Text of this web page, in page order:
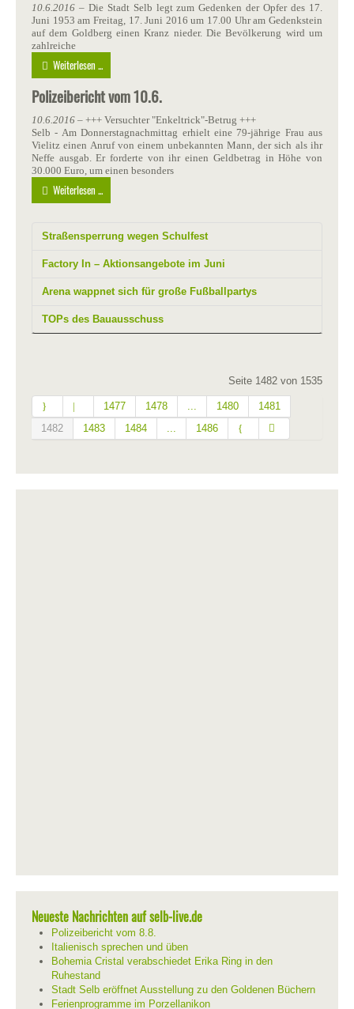
10.6.2016 – Die Stadt Selb legt zum Gedenken der Opfer des 17.
Juni 1953 am Freitag, 17. Juni 2016 um 17.00 Uhr am Gedenkstein
auf dem Goldberg einen Kranz nieder. Die Bevölkerung wird um
zahlreiche
Weiterlesen ...
Polizeibericht vom 10.6.
10.6.2016 – +++ Versuchter "Enkeltrick"-Betrug +++
Selb - Am Donnerstagnachmittag erhielt eine 79-jährige Frau aus
Vielitz einen Anruf von einem unbekannten Mann, der sich als ihr
Neffe ausgab. Er forderte von ihr einen Geldbetrag in Höhe von
30.000 Euro, um einen besonders
Weiterlesen ...
Straßensperrung wegen Schulfest
Factory In – Aktionsangebote im Juni
Arena wappnet sich für große Fußballpartys
TOPs des Bauausschuss
Seite 1482 von 1535
1477 1478 1480
1481
1482
1483 1484 1486
Neueste Nachrichten auf selb-live.de
Polizeibericht vom 8.8.
Italienisch sprechen und üben
Bohemia Cristal verabschiedet Erika Ring in den
Ruhestand
Stadt Selb eröffnet Ausstellung zu den Goldenen Büchern
Ferienprogramme im Porzellanikon